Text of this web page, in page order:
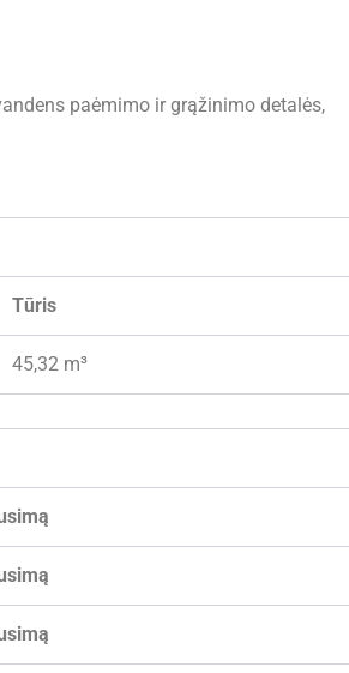
paėmimo ir grąžinimo detalės,
Tūris
45,32 m³